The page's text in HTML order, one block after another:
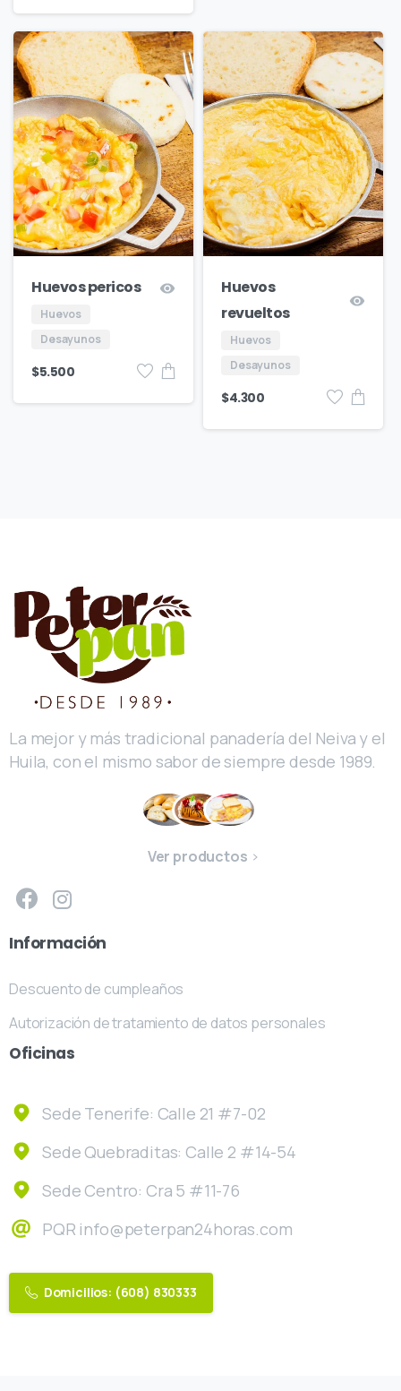
Huevos pericos
Huevos
Desayunos
$5.500
Huevos
revueltos
Huevos
Desayunos
$4.300
La mejor y más tradicional panadería del Neiva y el
Huila, con el mismo sabor de siempre desde 1989.
Ver productos
Información
Descuento de cumpleaños
Autorización de tratamiento de datos personales
Oficinas
Sede Tenerife: Calle 21 #7-02
Sede Quebraditas: Calle 2 #14-54
Sede Centro: Cra 5 #11-76
PQR info@peterpan24horas.com
Domicilios: (608) 830333